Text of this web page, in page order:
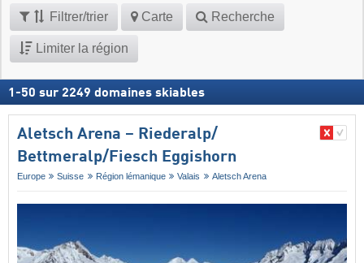
Filtrer/trier Carte Recherche
Limiter la région
1 -50 sur 2249 domaines skiables
Aletsch Arena – Riederalp/​
Bettmeralp/​Fiesch Eggishorn
Europe Suisse Région lémanique Valais Aletsch Arena